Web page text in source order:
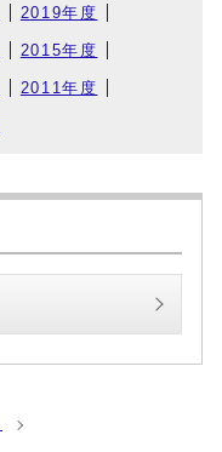
2019年度
2015年度
2011年度